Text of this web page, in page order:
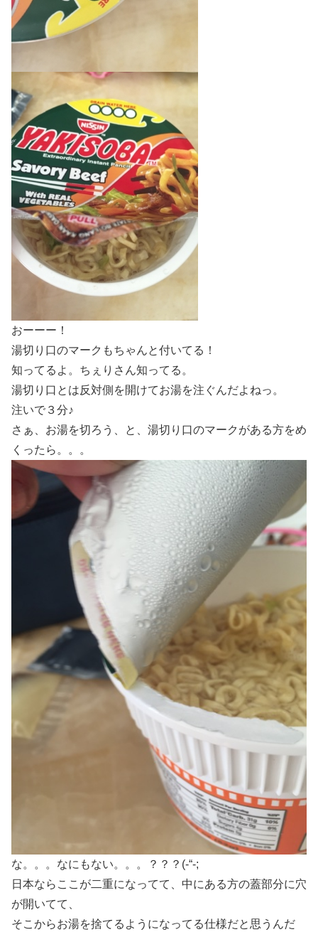
おーーー！
湯切り口のマークもちゃんと付いてる！
知ってるよ。ちぇりさん知ってる。
湯切り口とは反対側を開けてお湯を注ぐんだよねっ。
注いで３分♪
さぁ、お湯を切ろう、と、湯切り口のマークがある方をめ
くったら。。。
な。。。なにもない。。。？？？(-“-;
日本ならここが二重になってて、中にある方の蓋部分に穴
が開いてて、
そこからお湯を捨てるようになってる仕様だと思うんだ